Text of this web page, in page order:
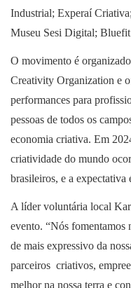
Industrial; Experaí
Museu Sesi Digital;
O movimento é
Creativity Organization e
performances para
pessoas de todos os
economia criativa. Em
criatividade do mundo
brasileiros, e a
A líder voluntária local
evento. “Nós fomentamos
de mais expressivo da
parceiros criativos,
melhor na nossa terra e